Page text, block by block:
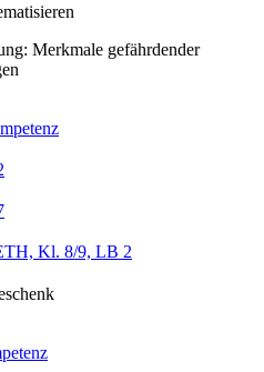
Merkmale gefährdender
Kl. 8/9, LB 2